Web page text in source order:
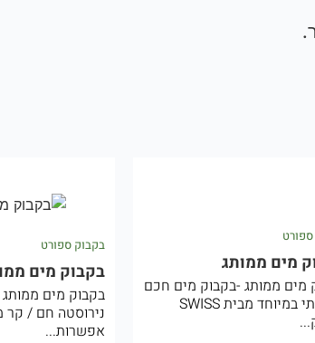
מים ממותג
מים ממותג -בקבוק מים חכם
, איכותי במיוחד מבית SWISS
בקבוק ספורט
בקבוק מים
בקבוק מים
אפשרות...